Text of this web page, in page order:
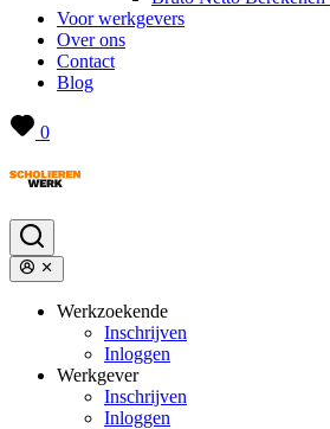
Voor werkgevers
Over ons
Contact
Blog
0
Werkzoekende
Inschrijven
Inloggen
Werkgever
Inschrijven
Inloggen